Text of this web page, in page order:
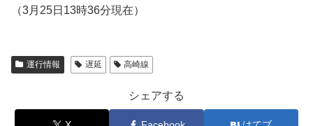
（3月25日13時36分現在）
運行情報 遅延 高崎線
シェアする